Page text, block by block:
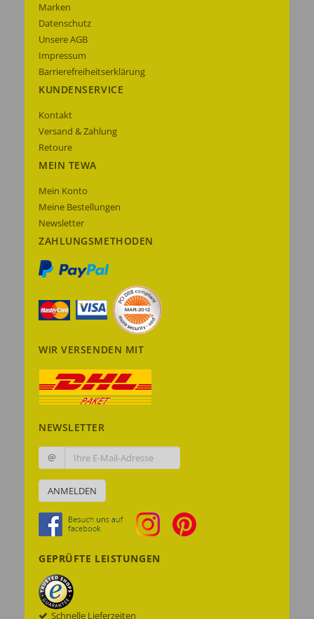
Marken
Datenschutz
Unsere AGB
Impressum
Barrierefreiheitserklärung
KUNDENSERVICE
Kontakt
Versand & Zahlung
Retoure
MEIN TEWA
Mein Konto
Meine Bestellungen
Newsletter
ZAHLUNGSMETHODEN
WIR VERSENDEN MIT
NEWSLETTER
@
ANMELDEN
GEPRÜFTE LEISTUNGEN
Schnelle Lieferzeiten